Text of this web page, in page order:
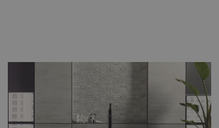
Natuursteenlook, hexagon en terrazzo
Voor wie een bijzondere twist wil, zijn er natuursteenlook tegels,
speelse
en terrazzo varianten. Hiermee maakt u
van uw badkamer echt iets unieks.